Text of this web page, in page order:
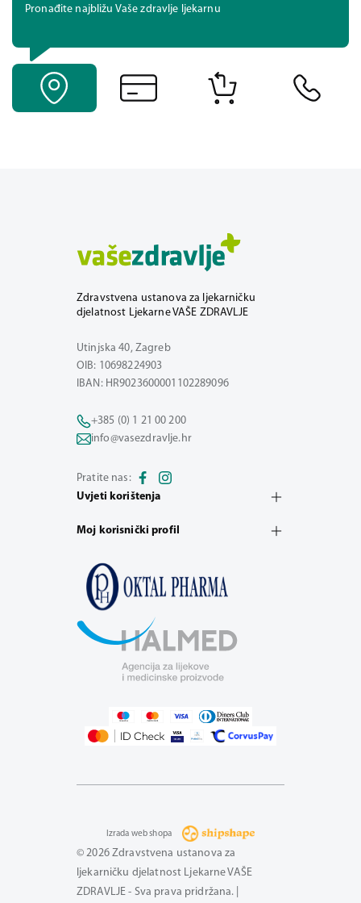
Pronađite najbližu Vaše zdravlje ljekarnu
Zdravstvena ustanova za ljekarničku
djelatnost Ljekarne VAŠE ZDRAVLJE
Utinjska 40, Zagreb
OIB: 10698224903
IBAN: HR9023600001102289096
+385 (0) 1 21 00 200
info@vasezdravlje.hr
Pratite nas:
Uvjeti korištenja
Moj korisnički profil
© 2026 Zdravstvena ustanova za
ljekarničku djelatnost Ljekarne VAŠE
ZDRAVLJE - Sva prava pridržana. |
Izrada web shopa